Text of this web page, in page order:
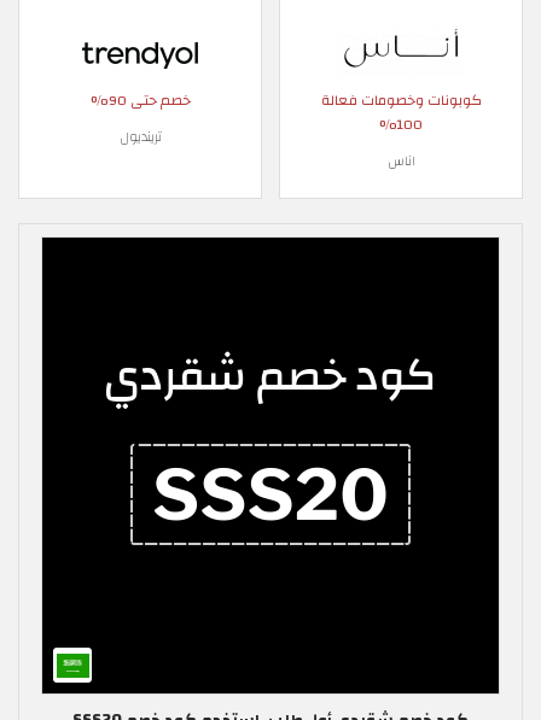
كوبونات وخصومات فعالة
100%
اناس
خصم حتى 90%
ترينديول